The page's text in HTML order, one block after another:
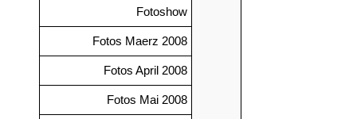
Fotoshow
Fotos Maerz 2008
Fotos April 2008
Fotos Mai 2008